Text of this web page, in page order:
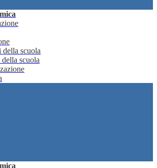
della scuola
scuola